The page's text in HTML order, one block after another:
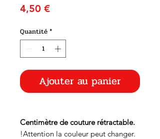
4,50 €Prix
Quantité *
Ajouter au panier
Centimètre de couture rétractable.
!Attention la couleur peut changer.